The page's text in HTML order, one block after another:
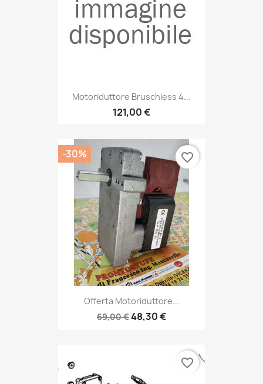
Motoriduttore Bruschless 4...
121,00 €
Offerta Motoriduttore...
69,00 €48,30 €
-30% favorite_border
favorite_border